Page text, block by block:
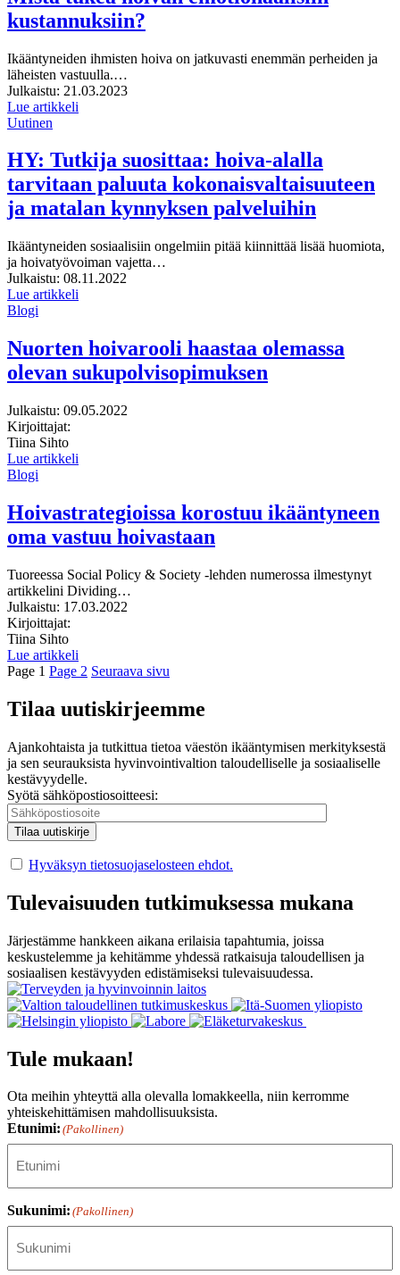
kustannuksiin?
Ikääntyneiden ihmisten hoiva on jatkuvasti enemmän perheiden ja
läheisten vastuulla.…
Julkaistu: 21.03.2023
Lue artikkeli
Uutinen
HY: Tutkija suosittaa: hoiva-alalla
tarvitaan paluuta kokonaisvaltaisuuteen
ja matalan kynnyksen palveluihin
Ikääntyneiden sosiaalisiin ongelmiin pitää kiinnittää lisää huomiota,
ja hoivatyövoiman vajetta…
Julkaistu: 08.11.2022
Lue artikkeli
Blogi
Nuorten hoivarooli haastaa olemassa
olevan sukupolvisopimuksen
Julkaistu: 09.05.2022
Kirjoittajat:
Tiina Sihto
Lue artikkeli
Blogi
Hoivastrategioissa korostuu ikääntyneen
oma vastuu hoivastaan
Tuoreessa Social Policy & Society -lehden numerossa ilmestynyt
artikkelini Dividing…
Julkaistu: 17.03.2022
Kirjoittajat:
Tiina Sihto
Lue artikkeli
Page 1 Page 2 Seuraava sivu
Tilaa uutiskirjeemme
Ajankohtaista ja tutkittua tietoa väestön ikääntymisen merkityksestä
ja sen seurauksista hyvinvointivaltion taloudelliselle ja sosiaaliselle
kestävyydelle.
Syötä sähköpostiosoitteesi:
Hyväksyn tietosuojaselosteen ehdot.
Tulevaisuuden tutkimuksessa mukana
Järjestämme hankkeen aikana erilaisia tapahtumia, joissa
keskustelemme ja kehitämme yhdessä ratkaisuja taloudellisen ja
sosiaalisen kestävyyden edistämiseksi tulevaisuudessa.
Tule mukaan!
Ota meihin yhteyttä alla olevalla lomakkeella, niin kerromme
yhteiskehittämisen mahdollisuuksista.
Etunimi: (Pakollinen)
Sukunimi: (Pakollinen)